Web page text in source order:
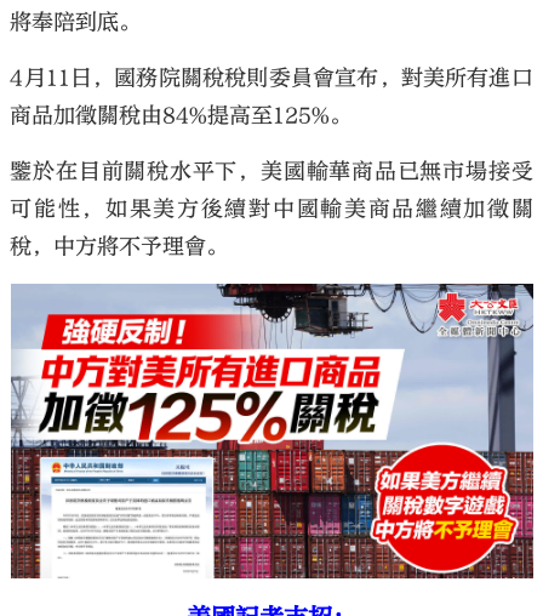
將奉陪到底。
4月11日，國務院關稅稅則委員會宣布，對美所有進口
商品加徵關稅由84%提高至125%。
鑒於在目前關稅水平下，美國輸華商品已無市場接受
可能性，如果美方後續對中國輸美商品繼續加徵關
稅，中方將不予理會。